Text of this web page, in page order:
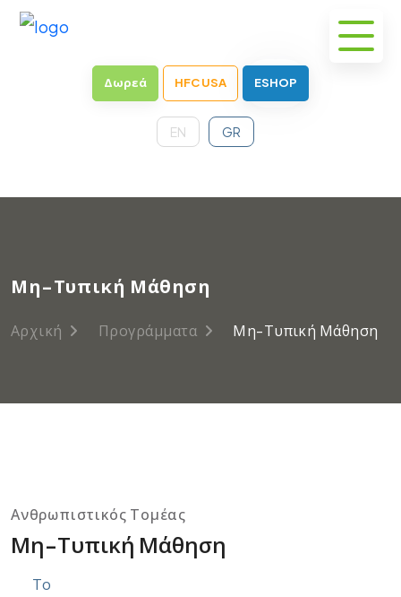
Δωρεά HFC USA ESHOP
EN GR
Μη-Τυπική Μάθηση
Αρχική Προγράμματα Μη-Τυπική Μάθηση
Ανθρωπιστικός Τομέας
Μη-Τυπική Μάθηση
Το